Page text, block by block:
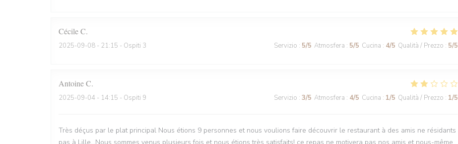
CécileC
2025-09-08 - 21:15 - Ospiti 3 Servizio : 5/5 Atmosfera : 5/5 Cucina : 4/5 Qualità / Prezzo : 5/5
AntoineC
2025-09-04 - 14:15 - Ospiti 9 Servizio : 3/5 Atmosfera : 4/5 Cucina : 1/5 Qualità / Prezzo : 1/5
Très déçus par le plat principal Nous étions 9 personnes et nous voulions faire découvrir le restaurant à des amis ne résidants